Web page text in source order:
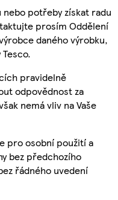
nebo potřeby získat radu
prosím Oddělení
daného výrobku,
pravidelně
odpovědnost za
nemá vliv na Vaše
pro osobní použití a
bez předchozího
řádného uvedení